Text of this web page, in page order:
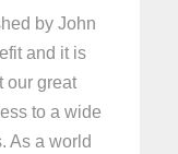
by John
and it is
our great
to a wide
As a world